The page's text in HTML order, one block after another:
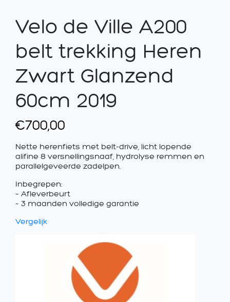
Velo de Ville A200
belt trekking Heren
Zwart Glanzend
60cm 2019
€700,00
Nette herenfiets met belt-drive, licht lopende
alifine 8 versnellingsnaaf, hydrolyse remmen en
parallelgeveerde zadelpen.
Inbegrepen:
– Afleverbeurt
– 3 maanden volledige garantie
Vergelijk